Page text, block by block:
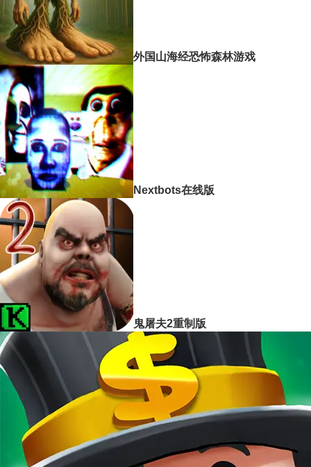
外国山海经恐怖森林游戏
Nextbots在线版
鬼屠夫2重制版